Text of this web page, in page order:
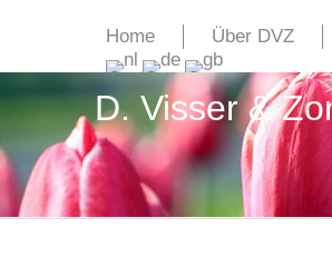
Home Über DVZ
D. Visser &